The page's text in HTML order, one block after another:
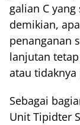
galian C
demikian,
penanganan
lanjutan
atau
Sebagai
Unit Tipidter